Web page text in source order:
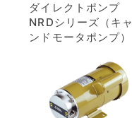
ダイレクトポンプ
NRDシリーズ（キャ
ンドモータポンプ）